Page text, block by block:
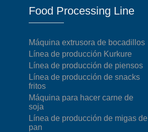
modified starch production
Microwave Sterilization
Equipment
Industrial Defrosting
Pasta Production Line
Microwave Drying Machine
Food Processing Line
Máquina extrusora de bocadillos
Línea de producción Kurkure
Línea de producción de piensos
Línea de producción de snacks
fritos
Máquina para hacer carne de
soja
Línea de producción de migas de
pan